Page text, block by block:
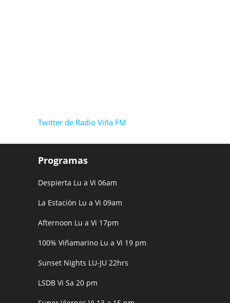
Twitter de Radio Viña FM
Programas
Despierta Lu a Vi 06am
La Estación Lu a Vi 09am
Afternoon Lu a Vi 17pm
100% Viñamarino Lu a Vi 19 pm
Sunset Nights LU-JU 22hrs
LSDB Vi Sa 20 pm